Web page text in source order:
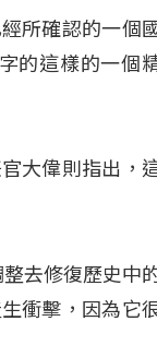
所確認的一個
的這樣的一個
大偉則指出，
去修復歷史中
衝擊，因為它